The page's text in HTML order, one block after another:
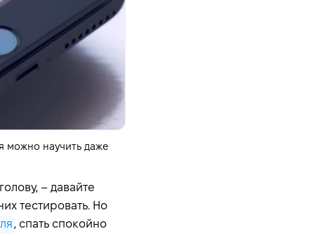
можно научить даже
– давайте
тестировать. Но
, спать спокойно